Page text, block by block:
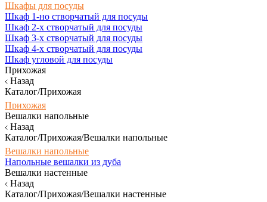
Шкафы для посуды
Шкаф 1-но створчатый для посуды
Шкаф 2-х створчатый для посуды
Шкаф 3-х створчатый для посуды
Шкаф 4-х створчатый для посуды
Шкаф угловой для посуды
Прихожая
Назад
Каталог/Прихожая
Прихожая
Вешалки напольные
Назад
Каталог/Прихожая/Вешалки напольные
Вешалки напольные
Напольные вешалки из дуба
Вешалки настенные
Назад
Каталог/Прихожая/Вешалки настенные